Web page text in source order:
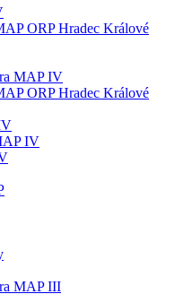
ORP Hradec Králové
MAP IV
ORP Hradec Králové
IV
MAP III